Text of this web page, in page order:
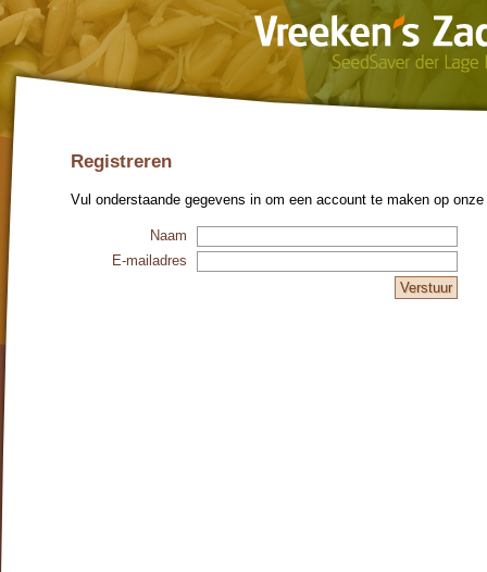
Registreren
Vul onderstaande gegevens in om een account te maken op
Naam
E-mailadres